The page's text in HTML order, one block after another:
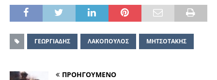
ΓΕΩΡΓΙΑΔΗΣ ΛΑΚΟΠΟΥΛΟΣ ΜΗΤΣΟΤΑΚΗΣ
ΠΡΟΗΓΟΥΜΕΝΟ